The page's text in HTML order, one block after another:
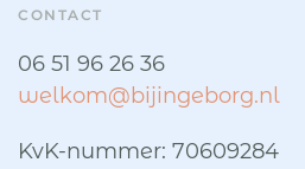
CONTACT
06 51 96 26 36
welkom@bijingeborg.nl
KvK-nummer: 70609284